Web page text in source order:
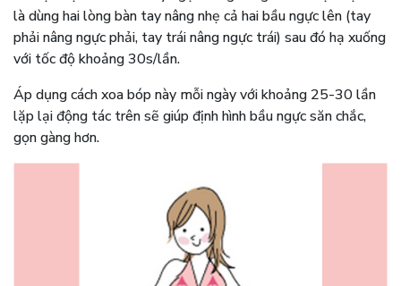
là dùng hai lòng bàn tay nâng nhẹ cả hai bầu ngực lên (tay
phải nâng ngực phải, tay trái nâng ngực trái) sau đó hạ xuống
với tốc độ khoảng 30s/lần.
Áp dụng cách xoa bóp này mỗi ngày với khoảng 25-30 lần
lặp lại động tác trên sẽ giúp định hình bầu ngực săn chắc,
gọn gàng hơn.